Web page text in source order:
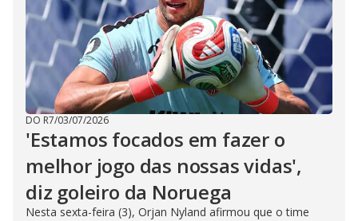
DO R7/03/07/2026
'Estamos focados em fazer o
melhor jogo das nossas vidas',
diz goleiro da Noruega
Nesta sexta-feira (3), Orjan Nyland afirmou que o time